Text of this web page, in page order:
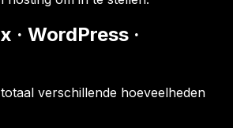
· WordPress ·
verschillende hoeveelheden